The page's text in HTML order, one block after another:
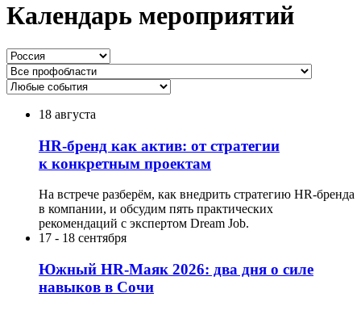
Календарь мероприятий
18 августа
HR-бренд как актив: от стратегии
к конкретным проектам
На встрече разберём, как внедрить стратегию HR-бренда
в компании, и обсудим пять практических
рекомендаций с экспертом Dream Job.
17 - 18 сентября
Южный HR-Маяк 2026: два дня о силе
навыков в Сочи